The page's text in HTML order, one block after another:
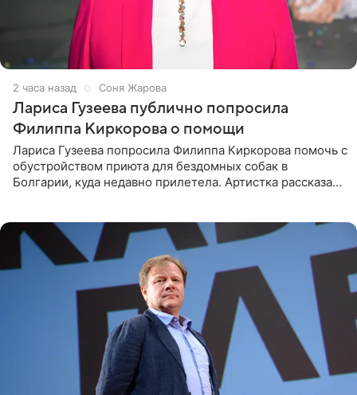
2 часа назад Соня Жарова
Лариса Гузеева публично попросила
Филиппа Киркорова о помощи
Лариса Гузеева попросила Филиппа Киркорова помочь с
обустройством приюта для бездомных собак в
Болгарии, куда недавно прилетела. Артистка рассказала